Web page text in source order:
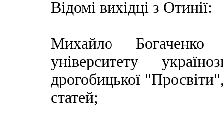
Відомі вихідці з Отинії:
Михайло
університету
дрогобицької
статей;